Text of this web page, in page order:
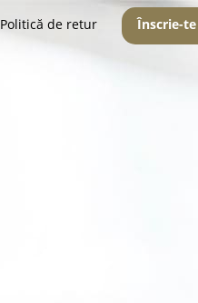
Politică de retur Înscrie-te